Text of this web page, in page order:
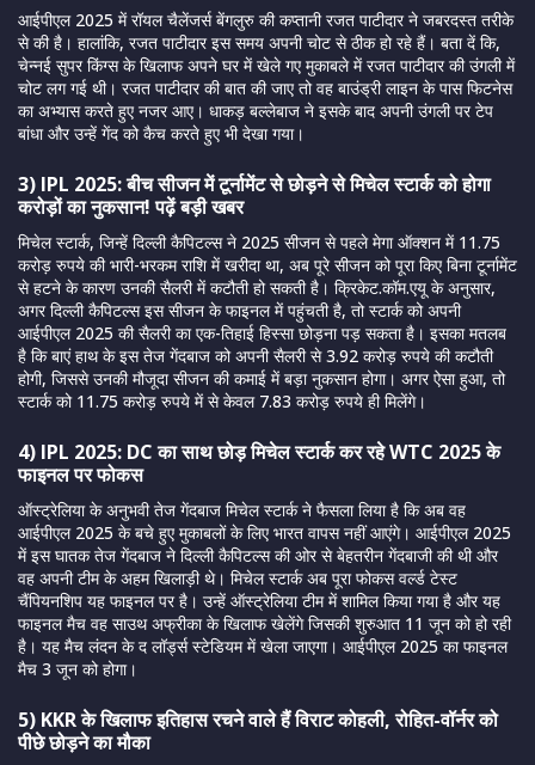
आईपीएल 2025 में रॉयल चैलेंजर्स बेंगलुरु की कप्तानी रजत पाटीदार ने जबरदस्त तरीके
से की है। हालांकि, रजत पाटीदार इस समय अपनी चोट से ठीक हो रहे हैं। बता दें कि,
चेन्नई सुपर किंग्स के खिलाफ अपने घर में खेले गए मुकाबले में रजत पाटीदार की उंगली में
चोट लग गई थी। रजत पाटीदार की बात की जाए तो वह बाउंड्री लाइन के पास फिटनेस
का अभ्यास करते हुए नजर आए। धाकड़ बल्लेबाज ने इसके बाद अपनी उंगली पर टेप
बांधा और उन्हें गेंद को कैच करते हुए भी देखा गया।
3) IPL 2025: बीच सीजन में टूर्नामेंट से छोड़ने से मिचेल स्टार्क को होगा
करोड़ों का नुकसान! पढ़ें बड़ी खबर
मिचेल स्टार्क, जिन्हें दिल्ली कैपिटल्स ने 2025 सीजन से पहले मेगा ऑक्शन में 11.75
करोड़ रुपये की भारी-भरकम राशि में खरीदा था, अब पूरे सीजन को पूरा किए बिना टूर्नामेंट
से हटने के कारण उनकी सैलरी में कटौती हो सकती है। क्रिकेट.कॉम.एयू के अनुसार,
अगर दिल्ली कैपिटल्स इस सीजन के फाइनल में पहुंचती है, तो स्टार्क को अपनी
आईपीएल 2025 की सैलरी का एक-तिहाई हिस्सा छोड़ना पड़ सकता है। इसका मतलब
है कि बाएं हाथ के इस तेज गेंदबाज को अपनी सैलरी से 3.92 करोड़ रुपये की कटौती
होगी, जिससे उनकी मौजूदा सीजन की कमाई में बड़ा नुकसान होगा। अगर ऐसा हुआ, तो
स्टार्क को 11.75 करोड़ रुपये में से केवल 7.83 करोड़ रुपये ही मिलेंगे।
4) IPL 2025: DC का साथ छोड़ मिचेल स्टार्क कर रहे WTC 2025 के
फाइनल पर फोकस
ऑस्ट्रेलिया के अनुभवी तेज गेंदबाज मिचेल स्टार्क ने फैसला लिया है कि अब वह
आईपीएल 2025 के बचे हुए मुकाबलों के लिए भारत वापस नहीं आएंगे। आईपीएल 2025
में इस घातक तेज गेंदबाज ने दिल्ली कैपिटल्स की ओर से बेहतरीन गेंदबाजी की थी और
वह अपनी टीम के अहम खिलाड़ी थे। मिचेल स्टार्क अब पूरा फोकस वर्ल्ड टेस्ट
चैंपियनशिप यह फाइनल पर है। उन्हें ऑस्ट्रेलिया टीम में शामिल किया गया है और यह
फाइनल मैच वह साउथ अफ्रीका के खिलाफ खेलेंगे जिसकी शुरुआत 11 जून को हो रही
है। यह मैच लंदन के द लॉर्ड्स स्टेडियम में खेला जाएगा। आईपीएल 2025 का फाइनल
मैच 3 जून को होगा।
5) KKR के खिलाफ इतिहास रचने वाले हैं विराट कोहली, रोहित-वॉर्नर को
पीछे छोड़ने का मौका